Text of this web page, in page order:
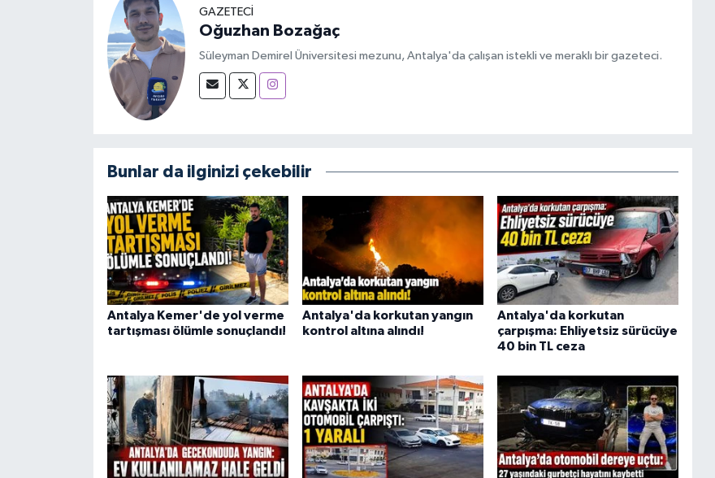
GAZETECİ
Oğuzhan Bozağaç
Süleyman Demirel Üniversitesi mezunu, Antalya'da çalışan istekli ve meraklı bir gazeteci.
Bunlar da ilginizi çekebilir
Antalya Kemer'de yol verme
tartışması ölümle sonuçlandı!
Antalya'da korkutan yangın
kontrol altına alındı!
Antalya'da korkutan
çarpışma: Ehliyetsiz sürücüye
40 bin TL ceza